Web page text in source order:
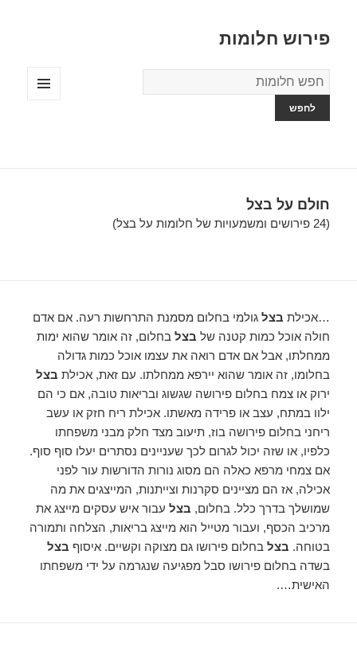
פירוש חלומות
מילון
החלומות
חולם על בצל
(24 פירושים ומשמעויות של חלומות על בצל)
…אכילת בצל גולמי בחלום מסמנת התרחשות רעה. אם אדם
חולה אוכל כמות קטנה של בצל בחלום, זה אומר שהוא ימות
ממחלתו, אבל אם אדם רואה את עצמו אוכל כמות גדולה
בחלומו, זה אומר שהוא יירפא ממחלתו. עם זאת, אכילת בצל
ירוק או צמח בחלום פירושה שגשוג ובריאות טובה, אם כי הם
ילוו במתח, עצב או פרידה מאשתו. אכילת ריח חזק או עשב
ריחני בחלום פירושה בוז, תיעוב מצד חלק מבני משפחתו
כלפיו, או שזה יכול לגרום לכך שעניינים נסתרים יעלו סוף סוף.
אם צמחי מרפא כאלה הם מסוג נורות הדורשות עור לפני
אכילה, אז הם מציינים סקרנות וצייתנות, המייצגים את מה
שמושלך בדרך כלל. בחלום, בצל עבור איש עסקים מייצג את
מרכיב הכסף, ועבור מטייל הוא מייצג בריאות, הצלחה ותמורה
בטוחה. בצל בחלום פירושו גם מצוקה וקשיים. איסוף בצל
בשדה בחלום פירושו סבל מפגיעה שנגרמה על ידי משפחתו
האישית….